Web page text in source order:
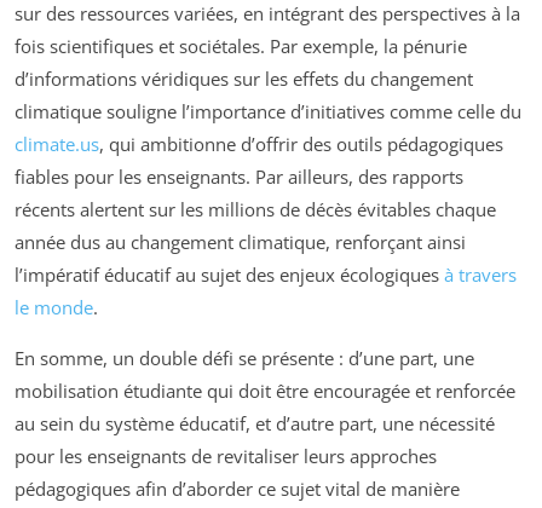
sur des ressources variées, en intégrant des perspectives à la
fois scientifiques et sociétales. Par exemple, la pénurie
d’informations véridiques sur les effets du changement
climatique souligne l’importance d’initiatives comme celle du
climate.us, qui ambitionne d’offrir des outils pédagogiques
fiables pour les enseignants. Par ailleurs, des rapports
récents alertent sur les millions de décès évitables chaque
année dus au changement climatique, renforçant ainsi
l’impératif éducatif au sujet des enjeux écologiques à travers
le monde.
En somme, un double défi se présente : d’une part, une
mobilisation étudiante qui doit être encouragée et renforcée
au sein du système éducatif, et d’autre part, une nécessité
pour les enseignants de revitaliser leurs approches
pédagogiques afin d’aborder ce sujet vital de manière